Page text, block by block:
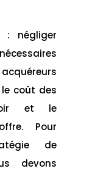
: négliger
coût des
et le
Pour
de
devons